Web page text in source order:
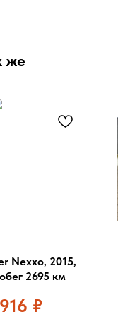
же
Nexxo, 2015,
2695 км
₽